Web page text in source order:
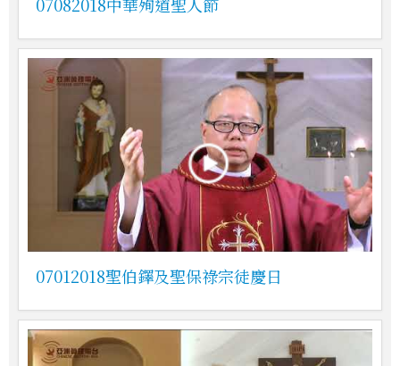
07082018中華殉道聖人節
07012018聖伯鐸及聖保祿宗徒慶日